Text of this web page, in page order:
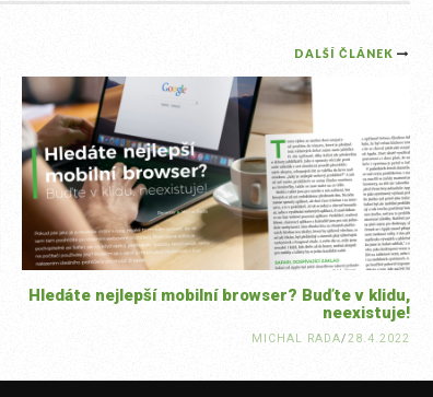
DALŠÍ ČLÁNEK
Hledáte nejlepší mobilní browser? Buďte v klidu,
neexistuje!
MICHAL RADA/28.4.2022